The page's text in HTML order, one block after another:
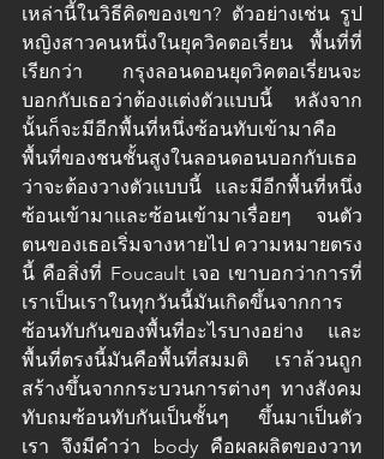
เหล่านี้ในวิธีคิดของเขา? ตัวอย่างเช่น รูป
หญิงสาวคนหนึ่งในยุควิคตอเรี่ยน พื้นที่ที่
เรียกว่า กรุงลอนดอนยุดวิคตอเรี่ยนจะ
บอกกับเธอว่าต้องแต่งตัวแบบนี้ หลังจาก
นั้นก็จะมีอีกพื้นที่หนึ่งซ้อนทับเข้ามาคือ
พื้นที่ของชนชั้นสูงในลอนดอนบอกกับเธอ
ว่าจะต้องวางตัวแบบนี้ และมีอีกพื้นที่หนึ่ง
ซ้อนเข้ามาและซ้อนเข้ามาเรื่อยๆ จนตัว
ตนของเธอเริ่มจางหายไป ความหมายตรง
นี้ คือสิ่งที่ Foucault เจอ เขาบอกว่าการที่
เราเป็นเราในทุกวันนี้มันเกิดขึ้นจากการ
ซ้อนทับกันของพื้นที่อะไรบางอย่าง และ
พื้นที่ตรงนี้มันคือพื้นที่สมมติ เราล้วนถูก
สร้างขึ้นจากกระบวนการต่างๆ ทางสังคม
ทับถมซ้อนทับกันเป็นชั้นๆ ขึ้นมาเป็นตัว
เรา จึงมีคำว่า body คือผลผลิตของวาท